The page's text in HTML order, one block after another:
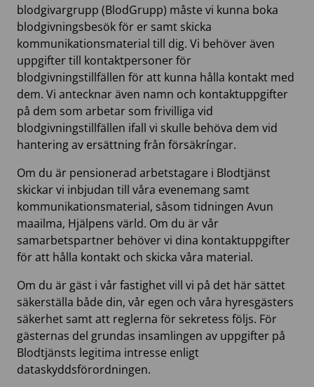
blodgivargrupp (BlodGrupp) måste vi kunna boka
blodgivningsbesök för er samt skicka
kommunikationsmaterial till dig. Vi behöver även
uppgifter till kontaktpersoner för
blodgivningstillfällen för att kunna hålla kontakt med
dem. Vi antecknar även namn och kontaktuppgifter
på dem som arbetar som frivilliga vid
blodgivningstillfällen ifall vi skulle behöva dem vid
hantering av ersättning från försäkríngar.
Om du är pensionerad arbetstagare i Blodtjänst
skickar vi inbjudan till våra evenemang samt
kommunikationsmaterial, såsom tidningen Avun
maailma, Hjälpens värld. Om du är vår
samarbetspartner behöver vi dina kontaktuppgifter
för att hålla kontakt och skicka våra material.
Om du är gäst i vår fastighet vill vi på det här sättet
säkerställa både din, vår egen och våra hyresgästers
säkerhet samt att reglerna för sekretess följs. För
gästernas del grundas insamlingen av uppgifter på
Blodtjänsts legitima intresse enligt
dataskyddsförordningen.